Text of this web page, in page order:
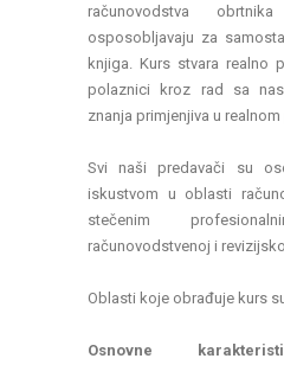
računovodstva
osposobljavaju za
knjiga. Kurs stvara realno
polaznici kroz rad sa
znanja primjenjiva u
Svi naši predavači su
iskustvom u oblasti
stečenim
računovodstvenoj i
Oblasti koje obrađuje kurs
Osnovne